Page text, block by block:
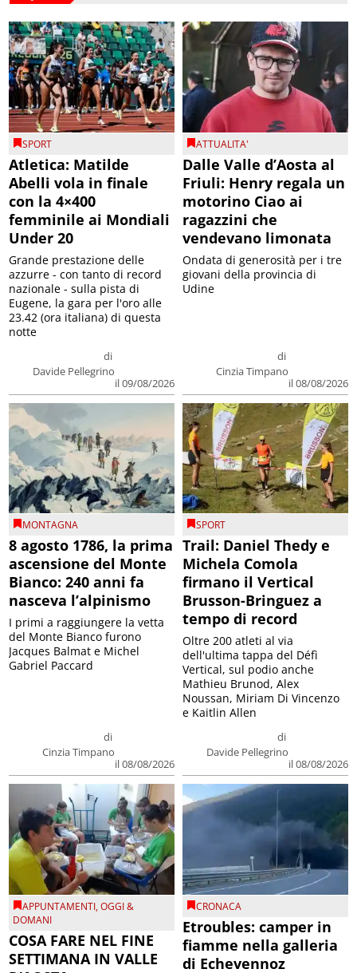
SPORT
Atletica: Matilde
Abelli vola in finale
con la 4×400
femminile ai Mondiali
Under 20
di
Davide Pellegrino
il 09/08/2026
Grande prestazione delle
azzurre - con tanto di record
nazionale - sulla pista di
Eugene, la gara per l'oro alle
23.42 (ora italiana) di questa
notte
ATTUALITA'
Dalle Valle d’Aosta al
Friuli: Henry regala un
motorino Ciao ai
ragazzini che
vendevano limonata
di
Cinzia Timpano
il 08/08/2026
Ondata di generosità per i tre
giovani della provincia di
Udine
MONTAGNA
8 agosto 1786, la prima
ascensione del Monte
Bianco: 240 anni fa
nasceva l’alpinismo
di
Cinzia Timpano
il 08/08/2026
I primi a raggiungere la vetta
del Monte Bianco furono
Jacques Balmat e Michel
Gabriel Paccard
SPORT
Trail: Daniel Thedy e
Michela Comola
firmano il Vertical
Brusson-Bringuez a
tempo di record
di
Davide Pellegrino
il 08/08/2026
Oltre 200 atleti al via
dell'ultima tappa del Défì
Vertical, sul podio anche
Mathieu Brunod, Alex
Noussan, Miriam Di Vincenzo
e Kaitlin Allen
APPUNTAMENTI,OGGI &
DOMANI
COSA FARE NEL FINE
SETTIMANA IN VALLE
CRONACA
Etroubles: camper in
fiamme nella galleria
di Echevennoz